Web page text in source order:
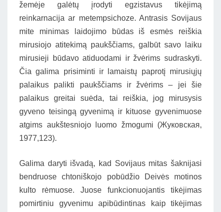
žemėje galėtų įrodyti egzistavus tikėjimą
reinkarnacija ar metempsichoze. Antrasis Sovijaus
mite minimas laidojimo būdas iš esmės reiškia
mirusiojo atitekimą paukščiams, galbūt savo laiku
mirusieji būdavo atiduodami ir žvėrims sudraskyti.
Čia galima prisiminti ir lamaistų paprotį mirusiųjų
palaikus palikti paukščiams ir žvėrims – jei šie
palaikus greitai suėda, tai reiškia, jog mirusysis
gyveno teisingą gyvenimą ir kituose gyvenimuose
atgims aukštesniojo luomo žmogumi (Жуковская,
1977,123).
Galima daryti išvadą, kad Sovijaus mitas šaknijasi
bendruose chtoniškojo pobūdžio Deivės motinos
kulto rėmuose. Juose funkcionuojantis tikėjimas
pomirtiniu gyvenimu apibūdintinas kaip tikėjimas